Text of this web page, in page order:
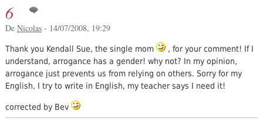
6
De Nicolas- 14/07/2008, 19:29
Thank you Kendall Sue, the single mom
, for your comment! If I
understand, arrogance has a gender! why not? In my opinion,
arrogance just prevents us from relying on others. Sorry for my
English, I try to write in English, my teacher says I need it!
corrected by Bev